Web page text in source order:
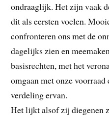
ondraaglijk. Het zijn vaak
dit als eersten voelen.
confronteren ons met de
dagelijks zien en
basisrechten, met het
omgaan met onze
verdeling ervan.
Het lijkt alsof zij diegenen